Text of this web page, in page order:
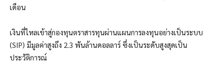
เดือน
เงินที่ไหลเข้าสู่กองทุนตราสารทุนผ่านแผนการลงทุนอย่างเป็นระบบ
(SIP) มีมูลค่าสูงถึง 2.3 พันล้านดอลลาร์ ซึ่งเป็นระดับสูงสุดเป็น
ประวัติการณ์